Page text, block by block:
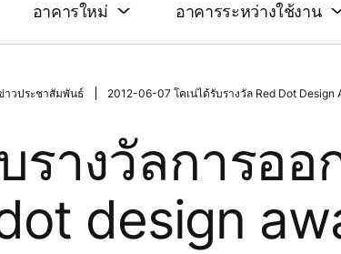
อาคารใหม่ อาคารระหว่างใช้งาน
าวประชาสัมพันธ์ 2012-06-07 โคเน่ได้รับรางวัล Red Dot Design
รางวัลการอ
design